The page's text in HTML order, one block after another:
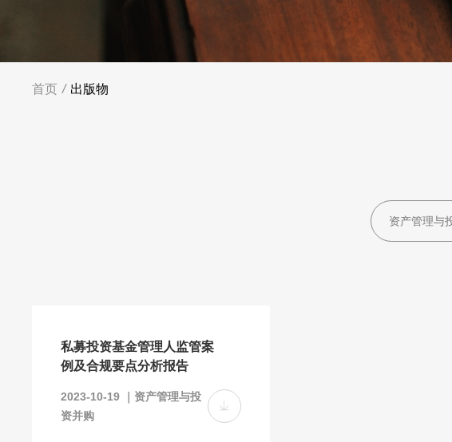
首页 / 出版物
私募投资基金管理人监管案
例及合规要点分析报告
2023-10-19 ｜资产管理与投
资并购